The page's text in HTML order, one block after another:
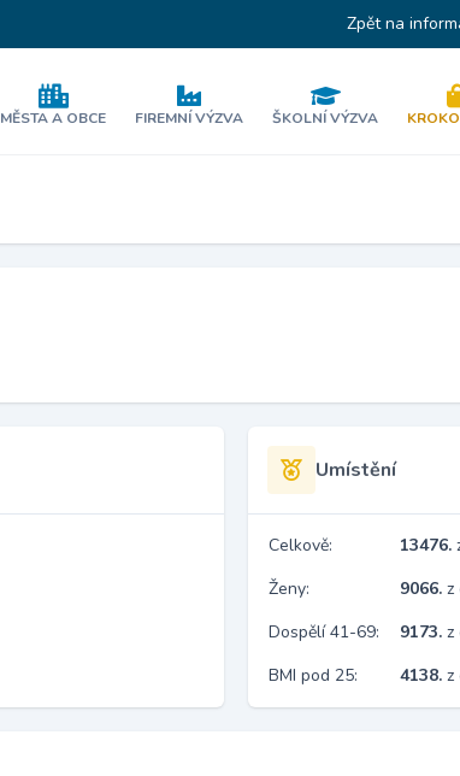
Zpět na
MĚSTA A OBCE FIREMNÍ VÝZVA ŠKOLNÍ VÝZVA
Umístění
Celkově: 13476.
Ženy:
9066. z
Dospělí 41-69:
9173. z
BMI pod 25:
4138. z